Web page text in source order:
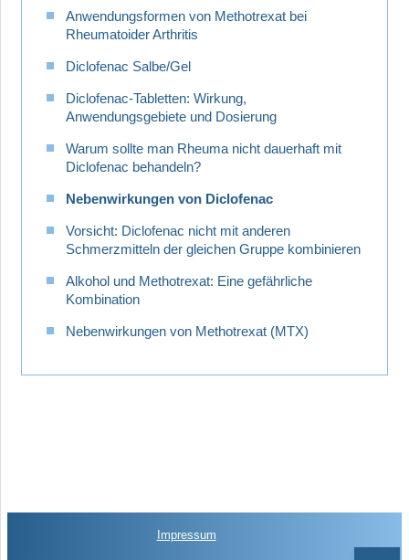
Anwendungsformen von Methotrexat bei
Rheumatoider Arthritis
Diclofenac Salbe/Gel
Diclofenac-Tabletten: Wirkung,
Anwendungsgebiete und Dosierung
Warum sollte man Rheuma nicht dauerhaft mit
Diclofenac behandeln?
Nebenwirkungen von Diclofenac
Vorsicht: Diclofenac nicht mit anderen
Schmerzmitteln der gleichen Gruppe kombinieren
Alkohol und Methotrexat: Eine gefährliche
Kombination
Nebenwirkungen von Methotrexat (MTX)
Impressum